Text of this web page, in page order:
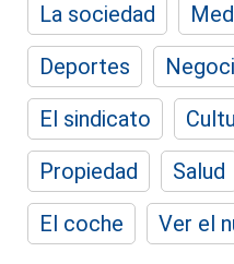
La sociedad
Deportes
El sindicato
Propiedad
Salud
El coche
Ver el